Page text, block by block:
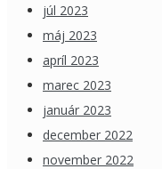
júl 2023
máj 2023
apríl 2023
marec 2023
január 2023
december 2022
november 2022